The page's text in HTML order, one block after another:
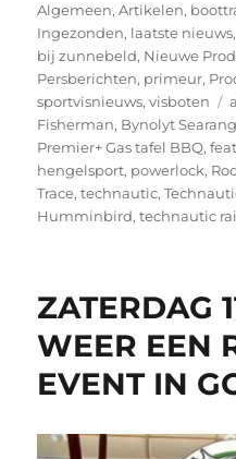
op
Algemeen,Artikelen,
Ingezonden, laatste nieuws,
bij zunnebeld, Nieuwe
Persberichten, primeur,
sportvisnieuws,visboten
Fisherman, Bynolyt
Premier+ Gas tafel BBQ,
hengelsport, powerlock,
Trace,technautic,
Humminbird,technautic
ZATERDAG
WEER EEN
EVENT IN